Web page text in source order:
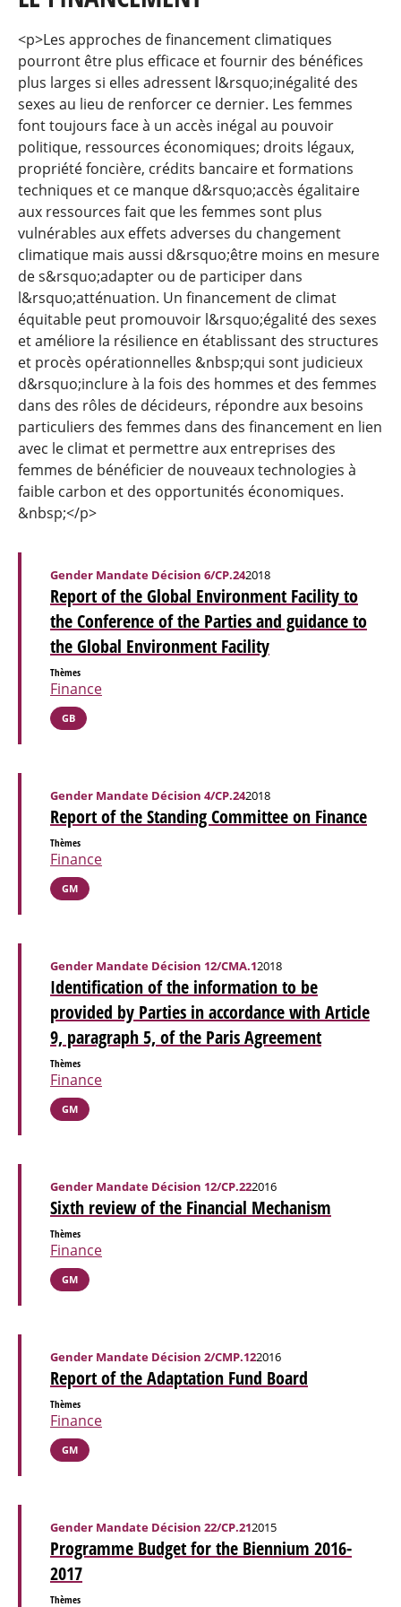
<p>Les approches de financement climatiques
pourront être plus efficace et fournir des bénéfices
plus larges si elles adressent l&rsquo;inégalité des
sexes au lieu de renforcer ce dernier. Les femmes
font toujours face à un accès inégal au pouvoir
politique, ressources économiques; droits légaux,
propriété foncière, crédits bancaire et formations
techniques et ce manque d&rsquo;accès égalitaire
aux ressources fait que les femmes sont plus
vulnérables aux effets adverses du changement
climatique mais aussi d&rsquo;être moins en mesure
de s&rsquo;adapter ou de participer dans
l&rsquo;atténuation. Un financement de climat
équitable peut promouvoir l&rsquo;égalité des sexes
et améliore la résilience en établissant des structures
et procès opérationnelles &nbsp;qui sont judicieux
d&rsquo;inclure à la fois des hommes et des femmes
dans des rôles de décideurs, répondre aux besoins
particuliers des femmes dans des financement en lien
avec le climat et permettre aux entreprises des
femmes de bénéficier de nouveaux technologies à
faible carbon et des opportunités économiques.
&nbsp;</p>
Report of the Global Environment Facility to
the Conference of the Parties and guidance to
the Global Environment Facility
Gender Mandate Décision 6/CP.242018
Thèmes
Finance
GB
Report of the Standing Committee on Finance
Gender Mandate Décision 4/CP.242018
Thèmes
Finance
GM
Identification of the information to be
provided by Parties in accordance with Article
9, paragraph 5, of the Paris Agreement
Gender Mandate Décision 12/CMA.12018
Thèmes
Finance
GM
Sixth review of the Financial Mechanism
Gender Mandate Décision 12/CP.222016
Thèmes
Finance
GM
Report of the Adaptation Fund Board
Gender Mandate Décision 2/CMP.122016
Thèmes
Finance
GM
Programme Budget for the Biennium 2016-
2017
Gender Mandate Décision 22/CP.212015
Thèmes